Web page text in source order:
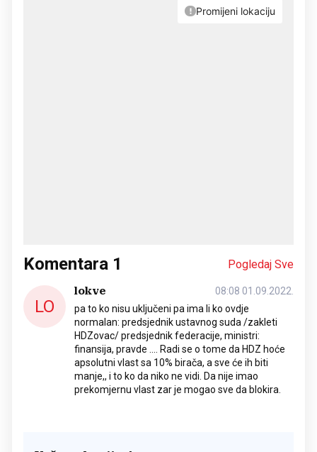
Komentara 1 Pogledaj Sve
LO
lokve
08:08 01.09.2022.
pa to ko nisu uključeni pa ima li ko ovdje
normalan: predsjednik ustavnog suda /zakleti
HDZovac/ predsjednik federacije, ministri:
finansija, pravde .... Radi se o tome da HDZ hoće
apsolutni vlast sa 10% birača, a sve će ih biti
manje,, i to ko da niko ne vidi. Da nije imao
prekomjernu vlast zar je mogao sve da blokira.